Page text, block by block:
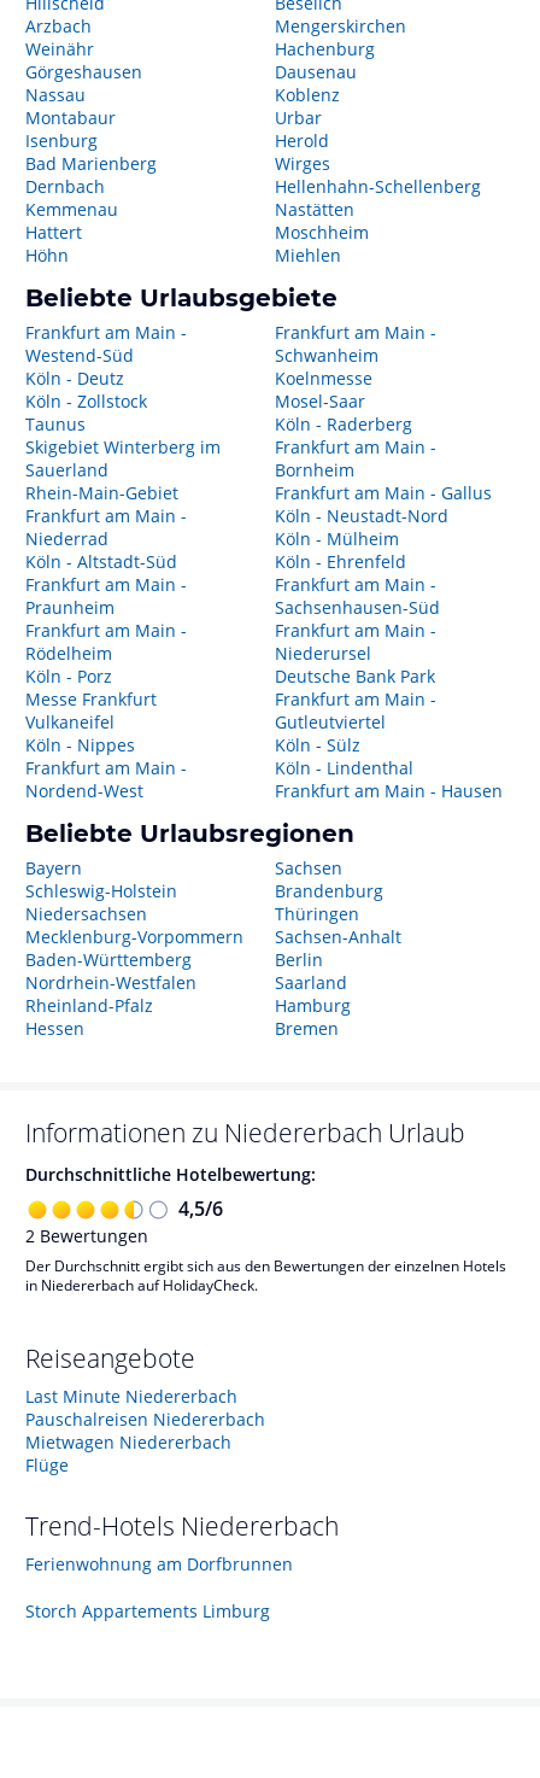
Arzbach
Weinähr
Görgeshausen
Nassau
Montabaur
Isenburg
Bad Marienberg
Dernbach
Kemmenau
Hattert
Höhn
Mengerskirchen
Hachenburg
Dausenau
Koblenz
Urbar
Herold
Wirges
Hellenhahn-Schellenberg
Nastätten
Moschheim
Miehlen
Beliebte Urlaubsgebiete
Frankfurt am Main -
Westend-Süd
Köln - Deutz
Köln - Zollstock
Taunus
Skigebiet Winterberg im
Sauerland
Rhein-Main-Gebiet
Frankfurt am Main -
Niederrad
Köln - Altstadt-Süd
Frankfurt am Main -
Praunheim
Frankfurt am Main -
Rödelheim
Köln - Porz
Messe Frankfurt
Vulkaneifel
Köln - Nippes
Frankfurt am Main -
Nordend-West
Frankfurt am Main -
Schwanheim
Koelnmesse
Mosel-Saar
Köln - Raderberg
Frankfurt am Main -
Bornheim
Frankfurt am Main - Gallus
Köln - Neustadt-Nord
Köln - Mülheim
Köln - Ehrenfeld
Frankfurt am Main -
Sachsenhausen-Süd
Frankfurt am Main -
Niederursel
Deutsche Bank Park
Frankfurt am Main -
Gutleutviertel
Köln - Sülz
Köln - Lindenthal
Frankfurt am Main - Hausen
Beliebte Urlaubsregionen
Bayern
Schleswig-Holstein
Niedersachsen
Mecklenburg-Vorpommern
Baden-Württemberg
Nordrhein-Westfalen
Rheinland-Pfalz
Hessen
Sachsen
Brandenburg
Thüringen
Sachsen-Anhalt
Berlin
Saarland
Hamburg
Bremen
Informationen zu Niedererbach Urlaub
Durchschnittliche Hotelbewertung:
4,5/6
2 Bewertungen
Der Durchschnitt ergibt sich aus den Bewertungen der einzelnen Hotels
in Niedererbach auf HolidayCheck.
Reiseangebote
Last Minute Niedererbach
Pauschalreisen Niedererbach
Mietwagen Niedererbach
Flüge
Trend-Hotels Niedererbach
Ferienwohnung am Dorfbrunnen
Storch Appartements Limburg